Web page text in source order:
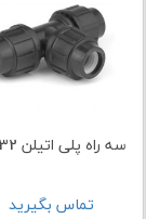
سه راه پلی اتیلن 32×32×32
تماس بگیرید